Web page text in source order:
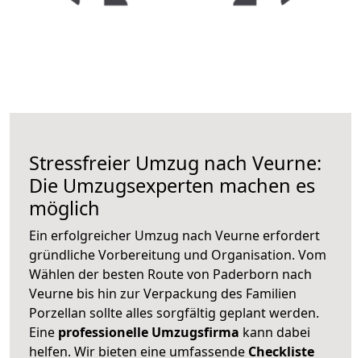
Stressfreier Umzug nach Veurne:
Die Umzugsexperten machen es
möglich
Ein erfolgreicher Umzug nach Veurne erfordert
gründliche Vorbereitung und Organisation. Vom
Wählen der besten Route von Paderborn nach
Veurne bis hin zur Verpackung des Familien
Porzellan sollte alles sorgfältig geplant werden.
Eine professionelle Umzugsfirma kann dabei
helfen. Wir bieten eine umfassende Checkliste